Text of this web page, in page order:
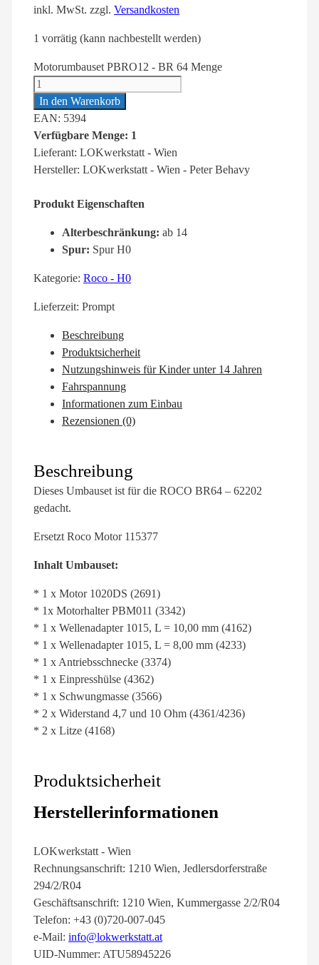
inkl. MwSt. zzgl. Versandkosten
1 vorrätig (kann nachbestellt werden)
Motorumbauset PBRO12 - BR 64 Menge
In den Warenkorb
EAN: 5394
Verfügbare Menge: 1
Lieferant: LOKwerkstatt - Wien
Hersteller: LOKwerkstatt - Wien - Peter Behavy
Produkt Eigenschaften
Alterbeschränkung: ab 14
Spur: Spur H0
Kategorie: Roco - H0
Lieferzeit: Prompt
Beschreibung
Produktsicherheit
Nutzungshinweis für Kinder unter 14 Jahren
Fahrspannung
Informationen zum Einbau
Rezensionen (0)
Beschreibung
Dieses Umbauset ist für die ROCO BR64 – 62202
gedacht.
Ersetzt Roco Motor 115377
Inhalt Umbauset:
* 1 x Motor 1020DS (2691)
* 1x Motorhalter PBM011 (3342)
* 1 x Wellenadapter 1015, L = 10,00 mm (4162)
* 1 x Wellenadapter 1015, L = 8,00 mm (4233)
* 1 x Antriebsschnecke (3374)
* 1 x Einpresshülse (4362)
* 1 x Schwungmasse (3566)
* 2 x Widerstand 4,7 und 10 Ohm (4361/4236)
* 2 x Litze (4168)
Produktsicherheit
Herstellerinformationen
LOKwerkstatt - Wien
Rechnungsanschrift: 1210 Wien, Jedlersdorferstraße
294/2/R04
Geschäftsanschrift: 1210 Wien, Kummergasse 2/2/R04
Telefon: +43 (0)720-007-045
e-Mail: info@lokwerkstatt.at
UID-Nummer: ATU58945226